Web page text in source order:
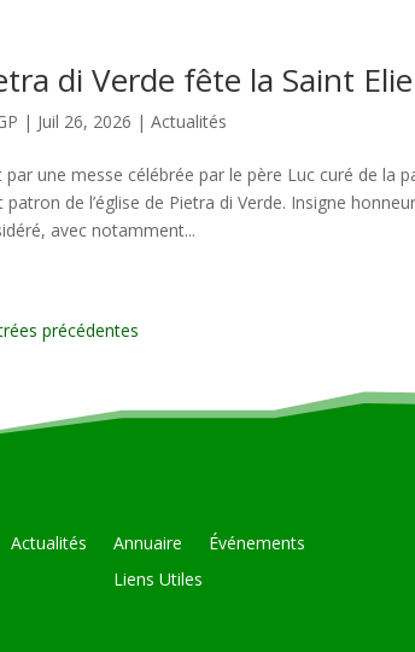
di Verde fête la Saint
| Juil 26, 2026 |Actualités
par une messe célébrée par le père Luc curé de
patron de l’église de Pietra di Verde. Insigne
avec notamment...
précédentes
Actualités Annuaire
Événements
Liens Utiles